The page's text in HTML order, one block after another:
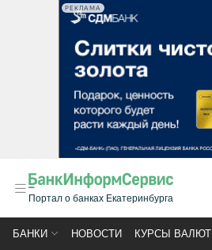
РЕКЛАМА
Портал о банках Екатеринбурга
БАНКИ НОВОСТИ КУРСЫ ВАЛЮТ